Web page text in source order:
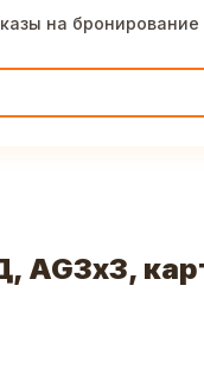
на бронирование